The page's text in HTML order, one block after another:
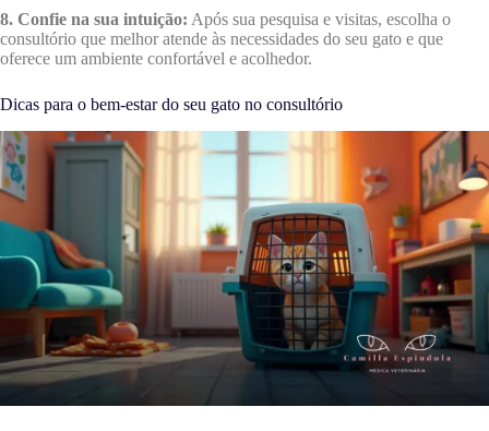
8. Confie na sua intuição: Após sua pesquisa e visitas, escolha o
consultório que melhor atende às necessidades do seu gato e que
oferece um ambiente confortável e acolhedor.
Dicas para o bem-estar do seu gato no consultório